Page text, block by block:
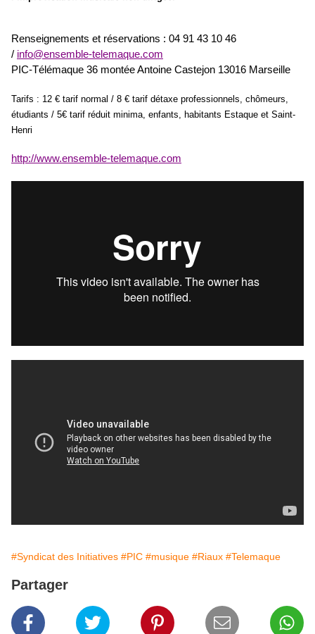
Renseignements et réservations : 04 91 43 10 46
/ info@ensemble-telemaque.com
PIC-Télémaque 36 montée Antoine Castejon 13016 Marseille
Tarifs : 12 € tarif normal / 8 € tarif détaxe professionnels, chômeurs,
étudiants / 5€ tarif réduit minima, enfants, habitants Estaque et Saint-
Henri
http://www.ensemble-telemaque.com
#Syndicat des Initiatives #PIC #musique #Riaux #Telemaque
Partager